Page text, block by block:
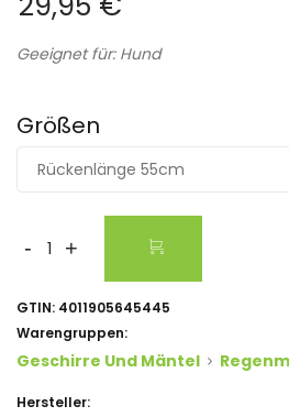
Geeignet für: Hund
Größen
Rückenlänge 55cm
- +
GTIN: 4011905645445
Warengruppen:
Geschirre Und Mäntel
Hersteller: